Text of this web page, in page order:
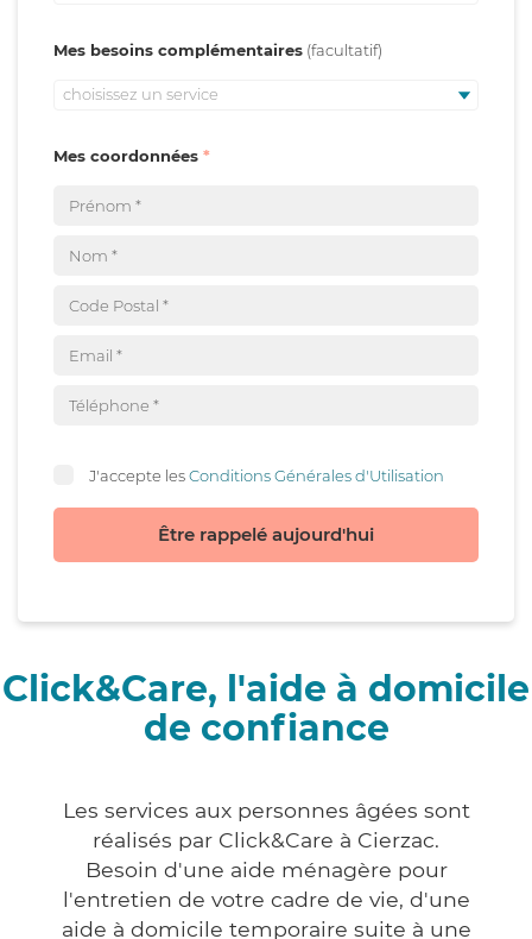
Mes besoins complémentaires
choisissez un service
Mes coordonnées
J'accepte lesConditions Générales d'Utilisation
Être rappelé aujourd'hui
Click&Care, l'aide à domicile
de confiance
Les services aux personnes âgées sont
réalisés par Click&Care à Cierzac.
Besoin d'une aide ménagère pour
l'entretien de votre cadre de vie, d'une
aide à domicile temporaire suite à une